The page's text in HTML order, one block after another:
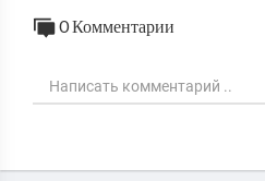
0 Комментарии